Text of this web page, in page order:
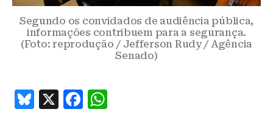
Segundo os convidados de audiência pública,
informações contribuem para a segurança.
(Foto: reprodução / Jefferson Rudy / Agência
Senado)
B
X
F